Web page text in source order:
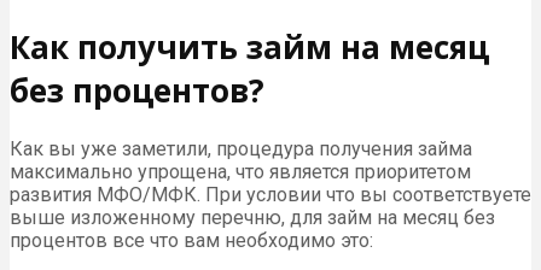
Как получить займ на месяц
без процентов?
Как вы уже заметили, процедура получения займа
максимально упрощена, что является приоритетом
развития МФО/МФК. При условии что вы соответствуете
выше изложенному перечню, для займ на месяц без
процентов все что вам необходимо это: